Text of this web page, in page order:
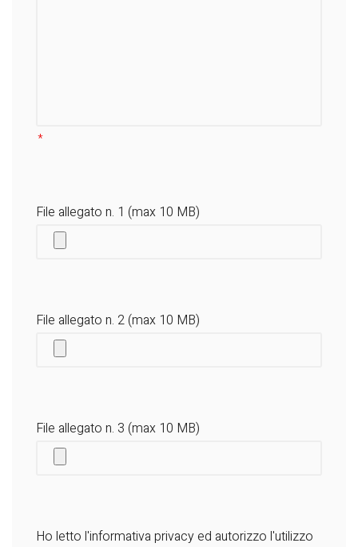
File allegato n. 1 (max 10 MB)
File allegato n. 2 (max 10 MB)
File allegato n. 3 (max 10 MB)
Ho letto l'informativa privacyed autorizzo l'utilizzo